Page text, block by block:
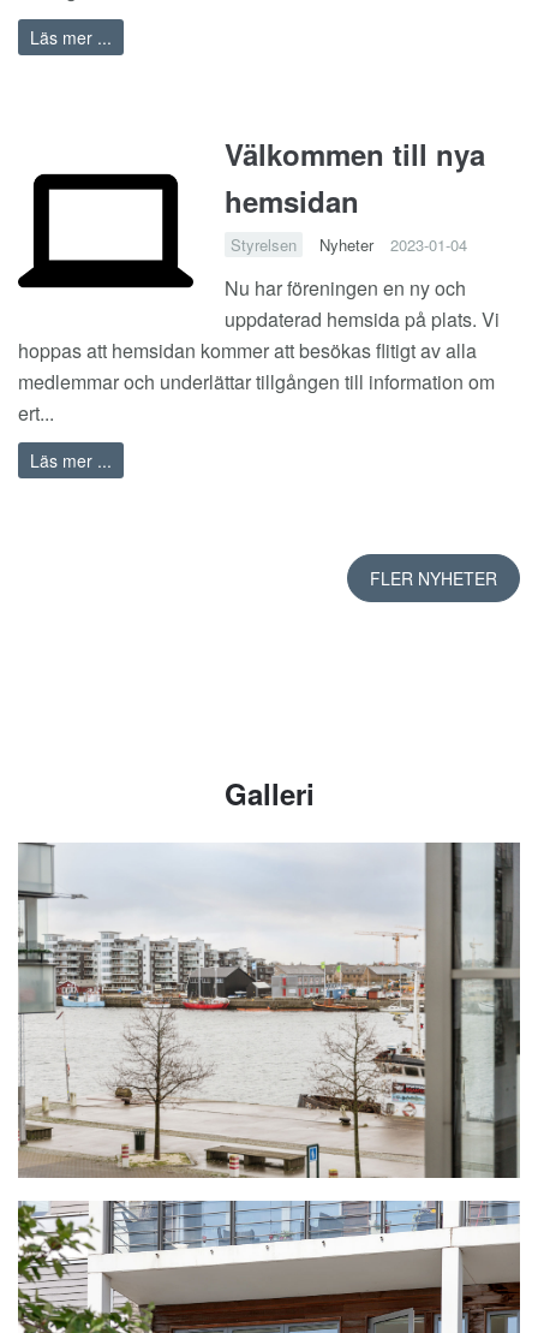
Läs mer ...
Välkommen till nya
hemsidan
Styrelsen Nyheter 2023-01-04
Nu har föreningen en ny och
uppdaterad hemsida på plats. Vi
hoppas att hemsidan kommer att besökas flitigt av alla
medlemmar och underlättar tillgången till information om
ert...
Läs mer ...
FLER NYHETER
Galleri